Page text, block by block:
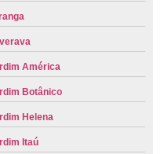
América
Botânico
Helena
Itaú